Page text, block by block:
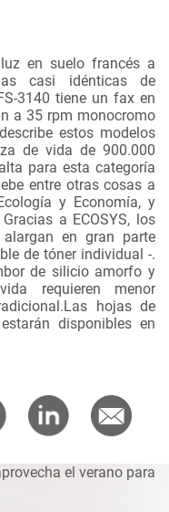
en suelo francés a
casi idénticas de
3140 tiene un fax en
a 35 rpm monocromo
estos modelos
de vida de 900.000
para esta categoría
entre otras cosas a
y Economía, y
a ECOSYS, los
en gran parte
de tóner individual -.
de silicio amorfo y
requieren menor
hojas de
disponibles en